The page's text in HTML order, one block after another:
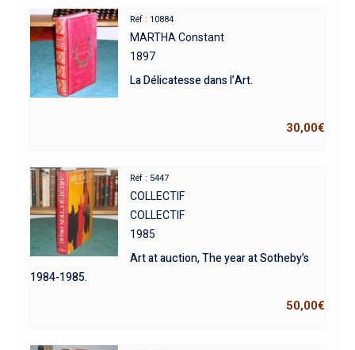
Réf : 10884
MARTHA Constant
1897
La Délicatesse dans l’Art.
30,00€
Réf : 5447
COLLECTIF
COLLECTIF
1985
Art at auction, The year at Sotheby’s
1984-1985.
50,00€